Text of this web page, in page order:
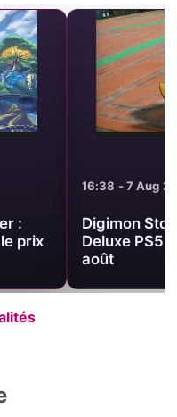
:
prix
16:38 - 7 Aug
Digimon
Deluxe PS5
août